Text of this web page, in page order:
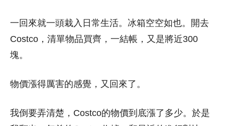
一回來就一頭栽入日常生活。冰箱空空如也。開去
Costco，清單物品買齊，一結帳，又是將近300
塊。
物價漲得厲害的感覺，又回來了。
我倒要弄清楚，Costco的物價到底漲了多少。於是